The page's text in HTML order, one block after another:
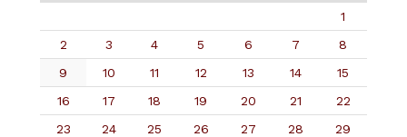
1
2
3 4 5 6 7
8
9
10 11 12 13 14
15
16
17 18 19 20 21
22
23
24 25 26 27 28
29